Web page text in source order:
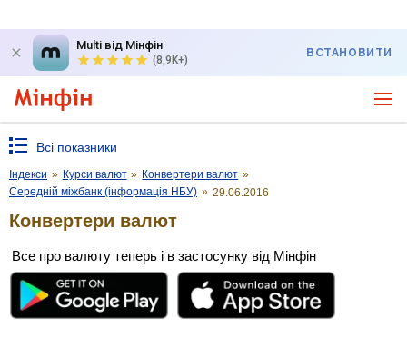
Multi від Мінфін
(8,9K+)
ВСТАНОВИТИ
Всі показники
Індекси » Курси валют » Конвертери валют »
Середній міжбанк (інформація НБУ) » 29.06.2016
Конвертери валют
Все про валюту теперь і в застосунку від Мінфін